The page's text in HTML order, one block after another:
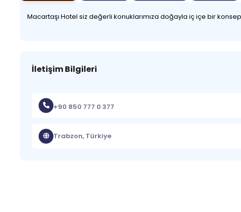
Macartaşı Hotel siz değerli konuklarımıza doğayla iç içe bir
İletişim Bilgileri
+90 850 777 0 377
Trabzon, Türkiye